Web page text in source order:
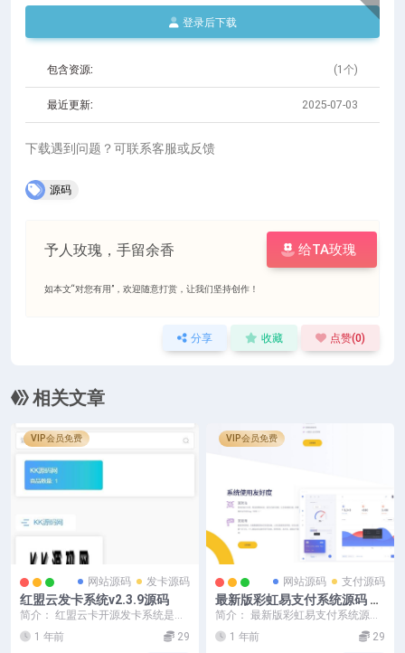
登录后下载
包含资源: (1个)
最近更新: 2025-07-03
下载遇到问题？可联系客服或反馈
源码
予人玫瑰，手留余香 给TA玫瑰
如本文“对您有用”，欢迎随意打赏，让我们坚持创作！
分享 收藏 点赞(0)
相关文章
VIP会员免费
网站源码 发卡源码
红盟云发卡系统v2.3.9源码
简介： 红盟云卡开源发卡系统是一
款精巧便捷，操作简单的自动发卡
密系统，一键式在线...
1 年前 29
VIP会员免费
网站源码 支付源码
最新版彩虹易支付系统源码 全
开源 附教程
简介： 最新版彩虹易支付系统源码
全开源 附教程（修复BUG+新增加
订单投诉功能...
1 年前 29